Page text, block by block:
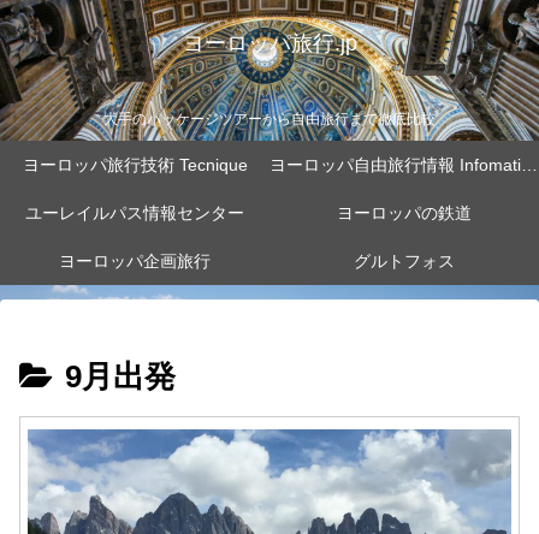
ヨーロッパ旅行.jp
大手のパッケージツアーから自由旅行まで徹底比較
ヨーロッパ旅行技術 Tecnique ヨーロッパ自由旅行情報 Infomation
ユーレイルパス情報センター ヨーロッパの鉄道
ヨーロッパ企画旅行 グルトフォス
9月出発